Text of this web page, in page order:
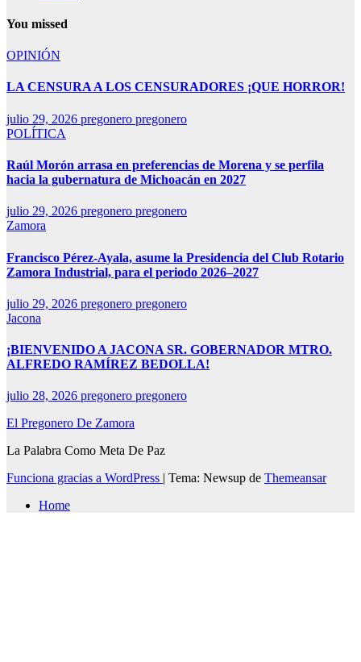
You missed
OPINIÓN
LA CENSURA A LOS CENSURADORES ¡QUE HORROR!
julio 29, 2026 pregonero pregonero
POLÍTICA
Raúl Morón arrasa en preferencias de Morena y se perfila
hacia la gubernatura de Michoacán en 2027
julio 29, 2026 pregonero pregonero
Zamora
Francisco Pérez-Ayala, asume la Presidencia del Club Rotario
Zamora Industrial, para el periodo 2026–2027
julio 29, 2026 pregonero pregonero
Jacona
¡BIENVENIDO A JACONA SR. GOBERNADOR MTRO.
ALFREDO RAMÍREZ BEDOLLA!
julio 28, 2026 pregonero pregonero
El Pregonero De Zamora
La Palabra Como Meta De Paz
Funciona gracias a WordPress | Tema: Newsup de Themeansar
Home